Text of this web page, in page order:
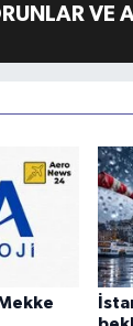
VE